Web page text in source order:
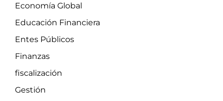
Economía Global
Educación Financiera
Entes Públicos
Finanzas
fiscalización
Gestión